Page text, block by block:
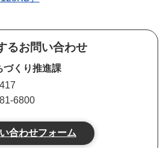
るお問い合わせ
づくり推進課
6800